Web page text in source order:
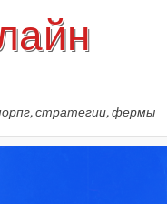
стратегии, фермы